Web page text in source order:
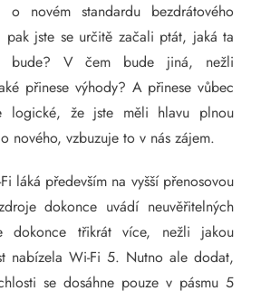
o novém standardu bezdrátového
pak jste se určitě začali ptát, jaká ta
bude? V čem bude jiná, nežli
přinese výhody? A přinese vůbec
logické, že jste měli hlavu plnou
nového, vzbuzuje to v nás zájem.
láká především na vyšší přenosovou
dokonce uvádí neuvěřitelných
třikrát více, nežli jakou
nabízela Wi-Fi 5. Nutno ale dodat,
se dosáhne pouze v pásmu 5